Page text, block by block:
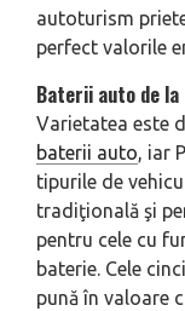
autoturism
perfect valorile
Baterii auto de la
Varietatea este
baterii auto, iar
tipurile de
tradiţională şi
pentru cele cu
baterie. Cele
pună în valoare